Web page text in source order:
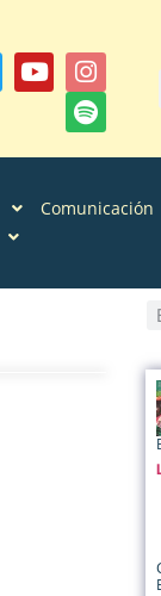
Comunicación